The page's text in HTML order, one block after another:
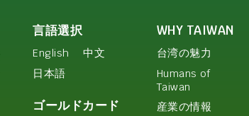
言語選択
English
中文
日本語
ゴールドカード
WHY TAIWAN
台湾の魅力
Humans of
Taiwan
産業の情報